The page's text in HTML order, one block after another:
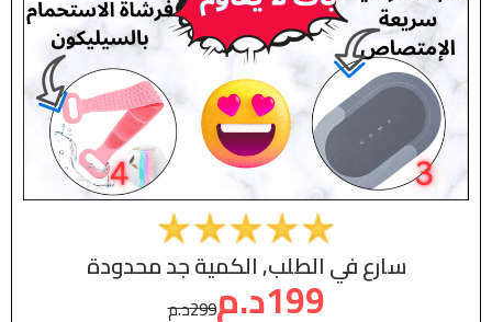
سارع في الطلب, الكمية جد محدودة
199د.م 299د.م